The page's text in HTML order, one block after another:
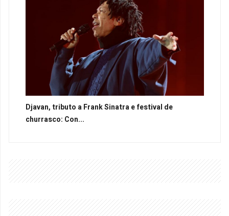
Djavan, tributo a Frank Sinatra e festival de
churrasco: Con...